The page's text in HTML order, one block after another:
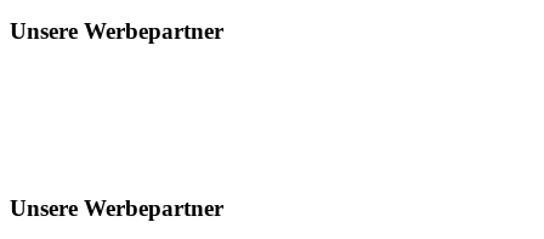
Unsere Werbepartner
Unsere Werbepartner